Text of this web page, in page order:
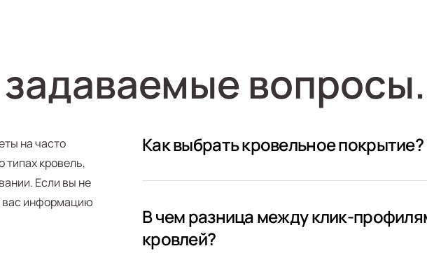
вопросы.
на часто
кровель,
Если вы не
информацию
Как выбрать кровельное покрытие?
В чем разница между клик-
кровлей?